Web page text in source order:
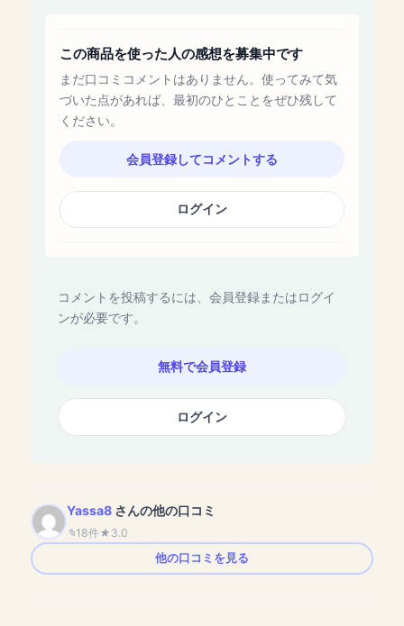
この商品を使った人の感想を募集中です
まだ口コミコメントはありません。使ってみて気
づいた点があれば、最初のひとことをぜひ残して
ください。
会員登録してコメントする
ログイン
コメントを投稿するには、会員登録またはログイ
ンが必要です。
無料で会員登録
ログイン
Yassa8さんの他の口コミ
18件
3.0
他の口コミを見る